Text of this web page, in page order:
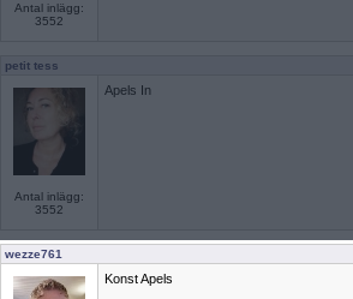
Antal inlägg:
3552
petit tess
Antal inlägg:
3552
Apels In
wezze761
Konst Apels